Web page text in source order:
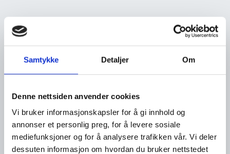
Samtykke Detaljer Om
Denne nettsiden anvender cookies
Vi bruker informasjonskapsler for å gi innhold og
annonser et personlig preg, for å levere sosiale
mediefunksjoner og for å analysere trafikken vår. Vi deler
dessuten informasjon om hvordan du bruker nettstedet